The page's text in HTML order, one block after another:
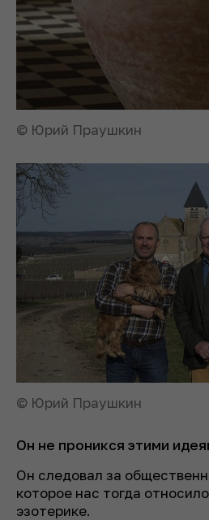
© Юрий Праушкин
© Юрий Праушкин
Он не проникся этими
Он следовал за
которое нас тогда
эзотерике.